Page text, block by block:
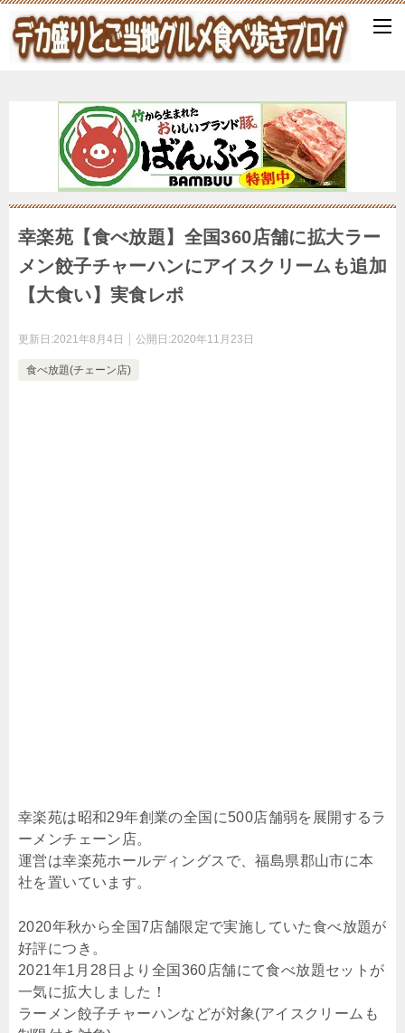
幸楽苑【食べ放題】全国360店舗に拡大ラー
メン餃子チャーハンにアイスクリームも追加
【大食い】実食レポ
更新日:2021年8月4日 公開日:2020年11月23日
食べ放題(チェーン店)
幸楽苑は昭和29年創業の全国に500店舗弱を展開するラ
ーメンチェーン店。
運営は幸楽苑ホールディングスで、福島県郡山市に本
社を置いています。
2020年秋から全国7店舗限定で実施していた食べ放題が
好評につき。
2021年1月28日より全国360店舗にて食べ放題セットが
一気に拡大しました！
ラーメン餃子チャーハンなどが対象(アイスクリームも